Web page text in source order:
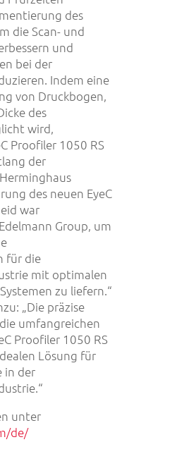
des
die Scan- und
und
bei der
Indem eine
von Druckbogen,
des
wird,
Proofiler 1050 RS
der
des neuen EyeC
war
Group, um
für die
mit optimalen
zu liefern.“
„Die präzise
umfangreichen
Proofiler 1050 RS
Lösung für
in der
unter
de/